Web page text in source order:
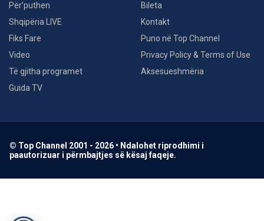
Për’puthen
Shqipëria LIVE
Fiks Fare
Video
Të gjitha programet
Guida TV
Bileta
Kontakt
Puno në Top Channel
Privacy Policy & Terms of Use
Aksesueshmëria
© Top Channel 2001 - 2026 • Ndalohet riprodhimi i
paautorizuar i përmbajtjes së kësaj faqeje.